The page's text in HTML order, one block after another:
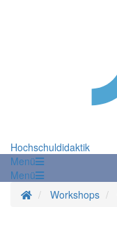
Hochschuldidaktik
Menü
Menü
Homepage
Workshops